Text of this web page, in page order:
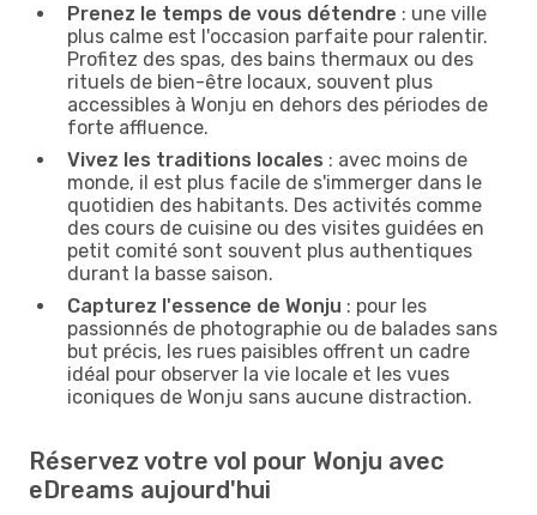
Prenez le temps de vous détendre : une ville
plus calme est l'occasion parfaite pour ralentir.
Profitez des spas, des bains thermaux ou des
rituels de bien-être locaux, souvent plus
accessibles à Wonju en dehors des périodes de
forte affluence.
Vivez les traditions locales : avec moins de
monde, il est plus facile de s'immerger dans le
quotidien des habitants. Des activités comme
des cours de cuisine ou des visites guidées en
petit comité sont souvent plus authentiques
durant la basse saison.
Capturez l'essence de Wonju : pour les
passionnés de photographie ou de balades sans
but précis, les rues paisibles offrent un cadre
idéal pour observer la vie locale et les vues
iconiques de Wonju sans aucune distraction.
Réservez votre vol pour Wonju avec
eDreams aujourd'hui